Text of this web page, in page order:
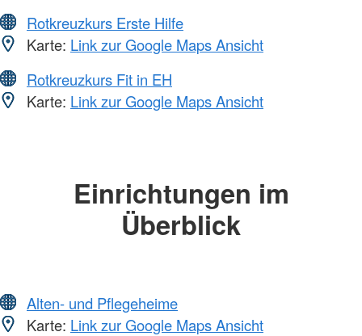
Rotkreuzkurs Erste Hilfe
Karte: Link zur Google Maps Ansicht
Rotkreuzkurs Fit in EH
Karte: Link zur Google Maps Ansicht
Einrichtungen im
Überblick
Alten- und Pflegeheime
Karte: Link zur Google Maps Ansicht